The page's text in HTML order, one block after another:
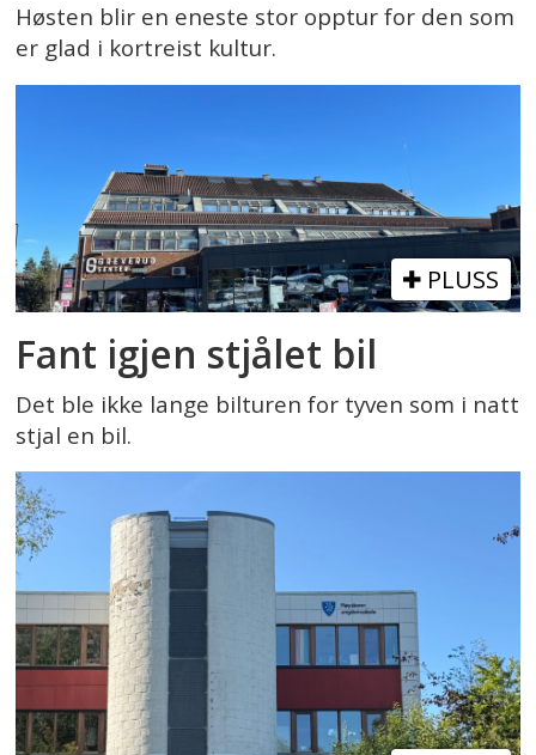
Høsten blir en eneste stor opptur for den som
er glad i kortreist kultur.
PLUSS
Fant igjen stjålet bil
Det ble ikke lange bilturen for tyven som i natt
stjal en bil.